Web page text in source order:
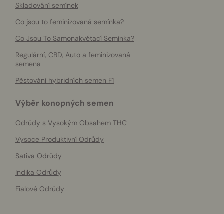
Skladování semínek
Co jsou to feminizovaná semínka?
Co Jsou To Samonakvétací Semínka?
Regulární, CBD, Auto a feminizovaná
semena
Pěstování hybridních semen F1
Výběr konopných semen
Odrůdy s Vysokým Obsahem THC
Vysoce Produktivní Odrůdy
Sativa Odrůdy
Indika Odrůdy
Fialové Odrůdy